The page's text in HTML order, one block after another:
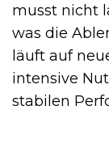
musst nicht
was die
läuft auf
intensive
stabilen